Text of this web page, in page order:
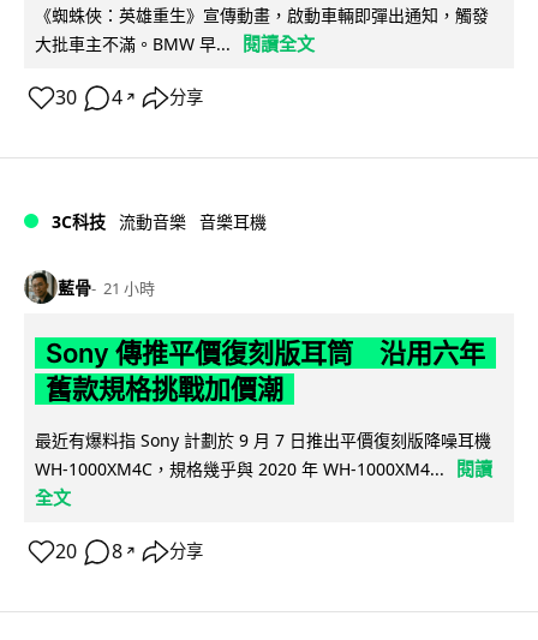
《蜘蛛俠：英雄重生》宣傳動畫，啟動車輛即彈出通知，觸發
大批車主不滿。BMW 早...
閱讀全文
30 4 ↗ 分享
3C科技 流動音樂 音樂耳機
藍骨 21 小時
Sony 傳推平價復刻版耳筒 沿用六年
舊款規格挑戰加價潮
最近有爆料指 Sony 計劃於 9 月 7 日推出平價復刻版降噪耳機
WH-1000XM4C，規格幾乎與 2020 年 WH-1000XM4...
閱讀
全文
20 8 ↗ 分享